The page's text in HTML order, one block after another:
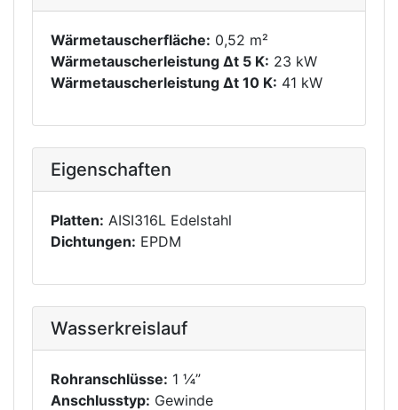
Wärmetauscherfläche: 0,52 m²
Wärmetauscherleistung Δt 5 K: 23 kW
Wärmetauscherleistung Δt 10 K: 41 kW
Eigenschaften
Platten: AISI316L Edelstahl
Dichtungen: EPDM
Wasserkreislauf
Rohranschlüsse: 1 ¼”
Anschlusstyp: Gewinde